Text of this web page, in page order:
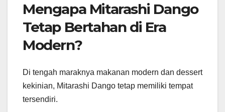
Mengapa Mitarashi Dango
Tetap Bertahan di Era
Modern?
Di tengah maraknya makanan modern dan dessert
kekinian, Mitarashi Dango tetap memiliki tempat
tersendiri.